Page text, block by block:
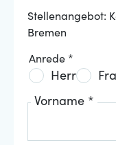
Stellenangebot:
Bremen
Anrede *
Herr
Vorname *